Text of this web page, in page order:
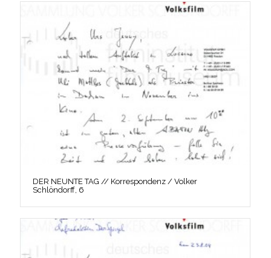
DER NEUNTE TAG // Korrespondenz / Volker
Schlöndorff, 6